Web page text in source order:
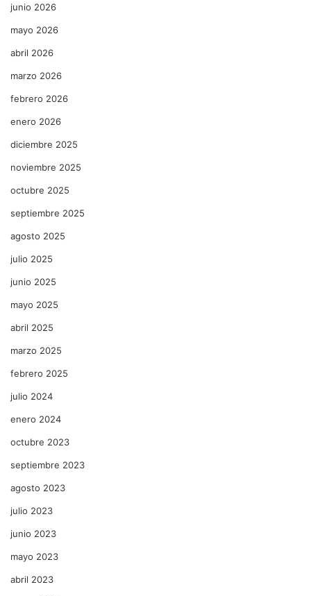
junio 2026
mayo 2026
abril 2026
marzo 2026
febrero 2026
enero 2026
diciembre 2025
noviembre 2025
octubre 2025
septiembre 2025
agosto 2025
julio 2025
junio 2025
mayo 2025
abril 2025
marzo 2025
febrero 2025
julio 2024
enero 2024
octubre 2023
septiembre 2023
agosto 2023
julio 2023
junio 2023
mayo 2023
abril 2023